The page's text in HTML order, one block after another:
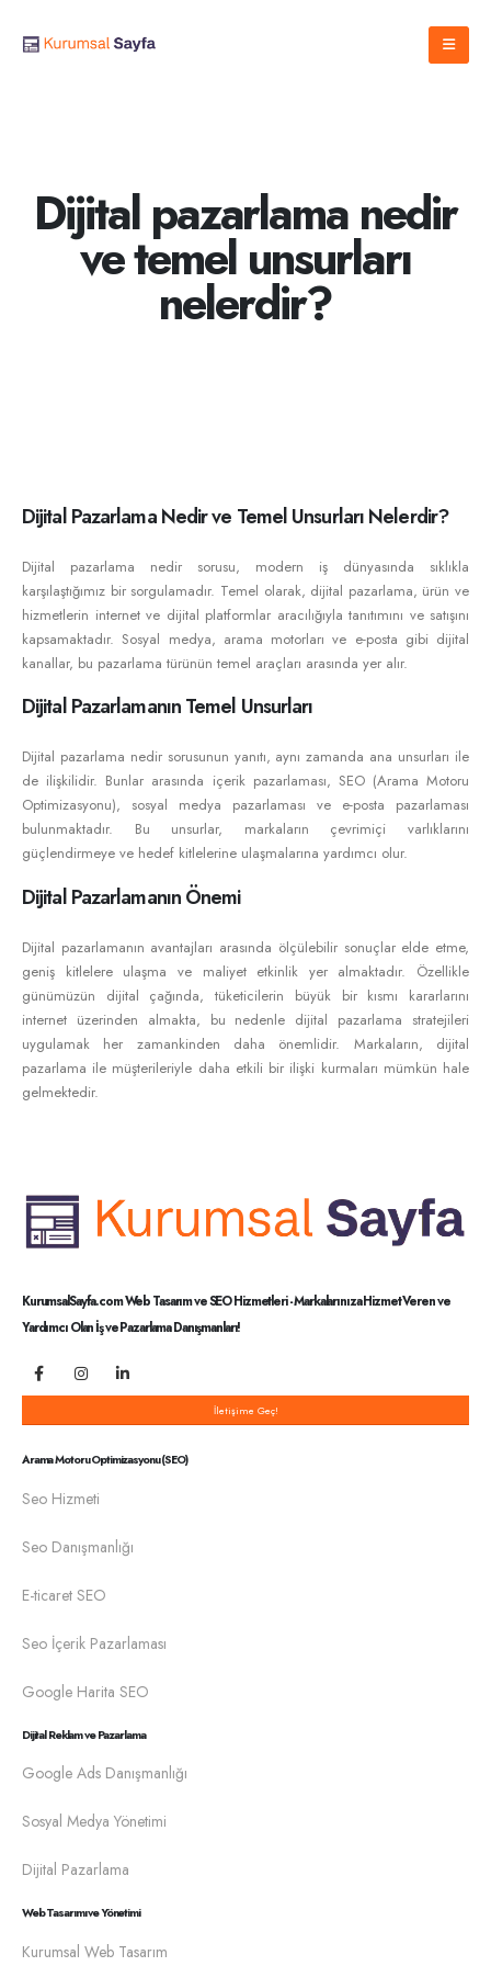
Dijital pazarlama nedir
ve temel unsurları
nelerdir?
Dijital Pazarlama Nedir ve Temel Unsurları Nelerdir?
Dijital pazarlama nedir sorusu, modern iş dünyasında sıklıkla
karşılaştığımız bir sorgulamadır. Temel olarak, dijital pazarlama, ürün ve
hizmetlerin internet ve dijital platformlar aracılığıyla tanıtımını ve satışını
kapsamaktadır. Sosyal medya, arama motorları ve e-posta gibi dijital
kanallar, bu pazarlama türünün temel araçları arasında yer alır.
Dijital Pazarlamanın Temel Unsurları
Dijital pazarlama nedir sorusunun yanıtı, aynı zamanda ana unsurları ile
de ilişkilidir. Bunlar arasında içerik pazarlaması, SEO (Arama Motoru
Optimizasyonu), sosyal medya pazarlaması ve e-posta pazarlaması
bulunmaktadır. Bu unsurlar, markaların çevrimiçi varlıklarını
güçlendirmeye ve hedef kitlelerine ulaşmalarına yardımcı olur.
Dijital Pazarlamanın Önemi
Dijital pazarlamanın avantajları arasında ölçülebilir sonuçlar elde etme,
geniş kitlelere ulaşma ve maliyet etkinlik yer almaktadır. Özellikle
günümüzün dijital çağında, tüketicilerin büyük bir kısmı kararlarını
internet üzerinden almakta, bu nedenle dijital pazarlama stratejileri
uygulamak her zamankinden daha önemlidir. Markaların, dijital
pazarlama ile müşterileriyle daha etkili bir ilişki kurmaları mümkün hale
gelmektedir.
KurumsalSayfa.com Web Tasarım ve SEO Hizmetleri - Markalarınıza Hizmet Veren ve
Yardımcı Olan İş ve Pazarlama Danışmanları!
İletişime Geç!
Arama Motoru Optimizasyonu (SEO)
Seo Hizmeti
Seo Danışmanlığı
E-ticaret SEO
Seo İçerik Pazarlaması
Google Harita SEO
Dijital Reklam ve Pazarlama
Google Ads Danışmanlığı
Sosyal Medya Yönetimi
Dijital Pazarlama
Web Tasarımı ve Yönetimi
Kurumsal Web Tasarım